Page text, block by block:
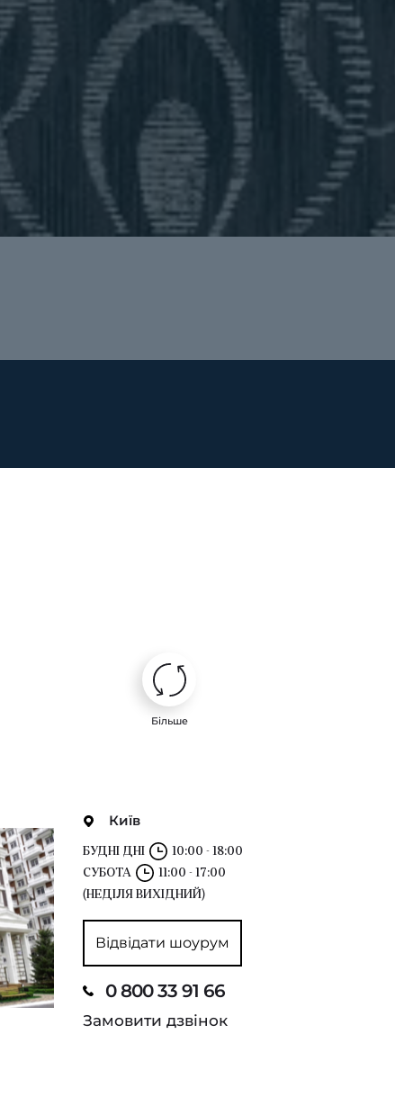
Більше
Київ
БУДНІ ДНІ
10:00 - 18:00
СУБОТА
11:00 - 17:00
(НЕДІЛЯ ВИХІДНИЙ)
Відвідати шоурум
0 800 33 91 66
Замовити дзвінок